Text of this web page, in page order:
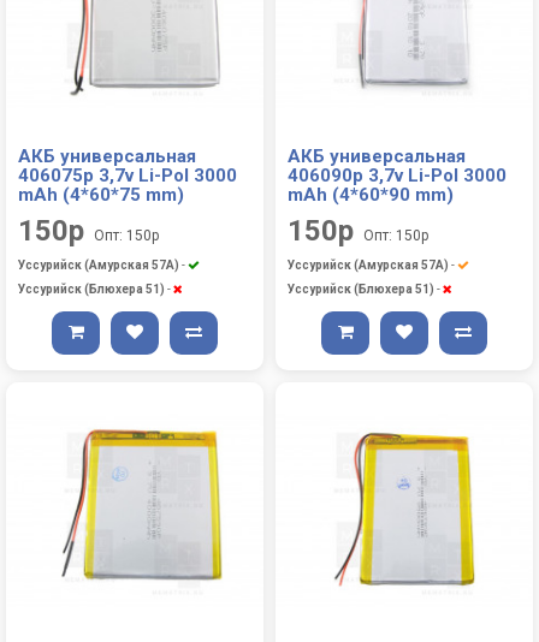
АКБ универсальная
406075p 3,7v Li-Pol 3000
mAh (4*60*75 mm)
150р Опт: 150р
Уссурийск (Амурская 57А) -
Уссурийск (Блюхера 51) -
АКБ универсальная
406090p 3,7v Li-Pol 3000
mAh (4*60*90 mm)
150р Опт: 150р
Уссурийск (Амурская 57А) -
Уссурийск (Блюхера 51) -